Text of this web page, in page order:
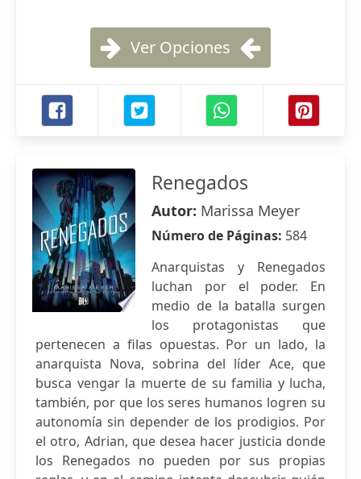
Ver Opciones
Renegados
Autor: Marissa Meyer
Número de Páginas: 584
Anarquistas y Renegados
luchan por el poder. En
medio de la batalla surgen
los protagonistas que
pertenecen a filas opuestas. Por un lado, la
anarquista Nova, sobrina del líder Ace, que
busca vengar la muerte de su familia y lucha,
también, por que los seres humanos logren su
autonomía sin depender de los prodigios. Por
el otro, Adrian, que desea hacer justicia donde
los Renegados no pueden por sus propias